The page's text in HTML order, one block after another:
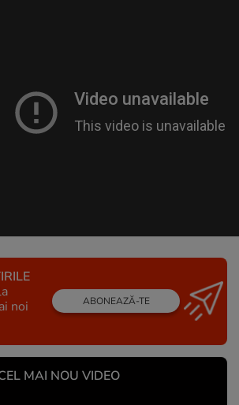
noi
ABONEAZĂ-TE
MAI NOU VIDEO